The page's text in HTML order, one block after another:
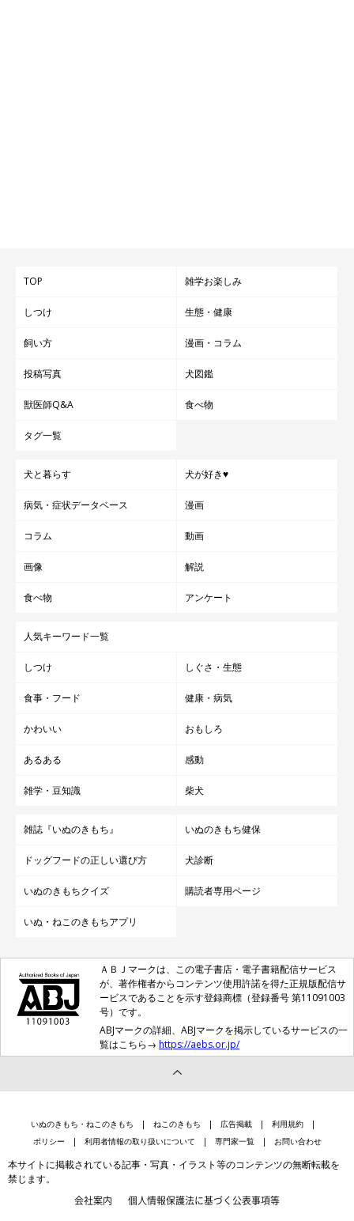
TOP 雑学お楽しみ
しつけ 生態・健康
飼い方 漫画・コラム
投稿写真 犬図鑑
獣医師Q&A 食べ物
タグ一覧
犬と暮らす 犬が好き♥
病気・症状データベース 漫画
コラム 動画
画像 解説
食べ物 アンケート
人気キーワード一覧
しつけ しぐさ・生態
食事・フード 健康・病気
かわいい おもしろ
あるある 感動
雑学・豆知識 柴犬
雑誌『いぬのきもち』 いぬのきもち健保
ドッグフードの正しい選び方 犬診断
いぬのきもちクイズ 購読者専用ページ
いぬ・ねこのきもちアプリ
ＡＢＪマークは、この電子書店・電子書籍配信サービス
が、著作権者からコンテンツ使用許諾を得た正規版配信サ
ービスであることを示す登録商標（登録番号 第11091003
号）です。
ABJマークの詳細、ABJマークを掲示しているサービスの一
覧はこちら→ https://aebs.or.jp/
いぬのきもち・ねこのきもち ねこのきもち 広告掲載
利用規約
ポリシー
利用者情報の取り扱いについて 専門家一覧 お問い合わせ
本サイトに掲載されている記事・写真・イラスト等のコンテンツの無断転載を
禁じます。
会社案内 個人情報保護法に基づく公表事項等